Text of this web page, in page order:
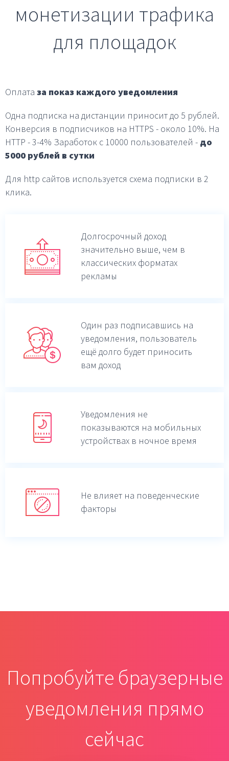
монетизации трафика
для площадок
Оплата за показ каждого уведомления
Одна подписка на дистанции приносит до 5 рублей.
Конверсия в подписчиков на HTTPS - около 10%. На
HTTP - 3-4% Заработок с 10000 пользователей - до
5000 рублей в сутки
Для http сайтов используется схема подписки в 2
клика.
Долгосрочный доход
значительно выше, чем в
классических форматах
рекламы
Один раз подписавшись на
уведомления, пользователь
ещё долго будет приносить
вам доход
Уведомления не
показываются на мобильных
устройствах в ночное время
Не влияет на поведенческие
факторы
Попробуйте браузерные
уведомления прямо
сейчас